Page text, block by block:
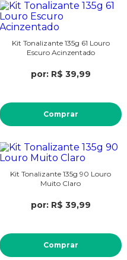
Kit Tonalizante 135g 61 Louro
Escuro Acinzentado
por: R$ 39,99
Comprar
Kit Tonalizante 135g 90 Louro
Muito Claro
por: R$ 39,99
Comprar